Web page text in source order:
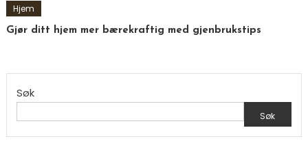
Hjem
Gjør ditt hjem mer bærekraftig med gjenbrukstips
Søk
Søk